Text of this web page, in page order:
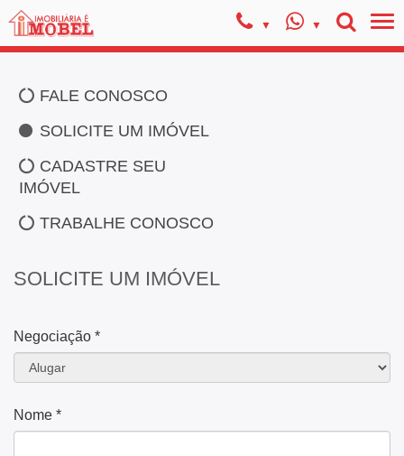
FALE CONOSCO
SOLICITE UM IMÓVEL
CADASTRE SEU
IMÓVEL
TRABALHE CONOSCO
SOLICITE UM IMÓVEL
Negociação *
Nome *